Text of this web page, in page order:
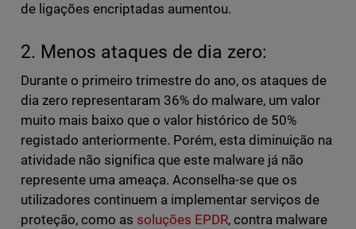
de ligações encriptadas aumentou.
2. Menos ataques de dia zero:
Durante o primeiro trimestre do ano, os ataques de
dia zero representaram 36% do malware, um valor
muito mais baixo que o valor histórico de 50%
registado anteriormente. Porém, esta diminuição na
atividade não significa que este malware já não
represente uma ameaça. Aconselha-se que os
utilizadores continuem a implementar serviços de
proteção, como as soluções EPDR, contra malware